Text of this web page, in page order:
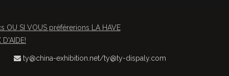
OU SI VOUS préférerions LA HAVE
 ty@china-exhibition.net/ty@ty-dispaly.com